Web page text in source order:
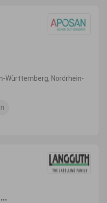
Württemberg, Nordrhein-